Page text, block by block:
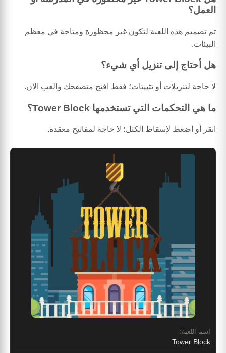
العمل؟
تم تصميم هذه اللعبة لتكون غير محظورة ومتاحة في معظم
البيئات.
هل أحتاج إلى تنزيل أي شيء؟
لا حاجة لتنزيلات أو تثبيتات؛ فقط افتح متصفحك والعب الآن.
ما هي التحكمات التي تستخدمها Tower Block؟
انقر أو اضغط لإسقاط الكتل؛ لا حاجة لمفاتيح معقدة.
اسم اللعبة:
Tower Block